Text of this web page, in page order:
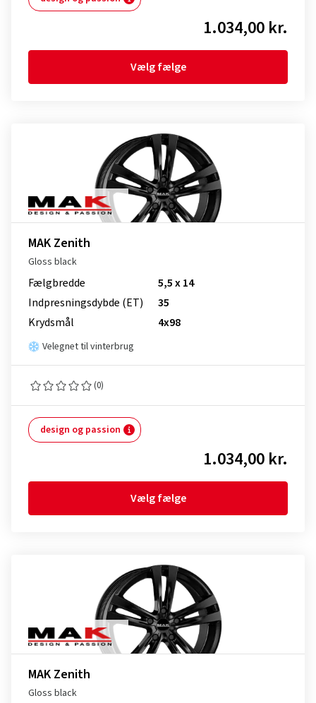
1.034,00 kr.
Vælg fælge
MAK Zenith
Gloss black
Fælgbredde
5,5 x 14
Indpresnings­dybde (ET)
35
Krydsmål
4x98
Velegnet til vinterbrug
(0)
design og passion
1.034,00 kr.
Vælg fælge
MAK Zenith
Gloss black